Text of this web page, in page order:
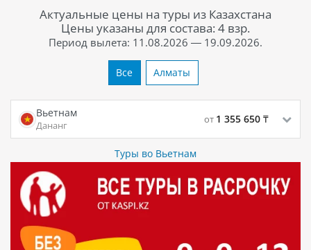
Актуальные цены на туры из Казахстана
Цены указаны для состава: 4 взр.
Период вылета: 11.08.2026 — 19.09.2026.
Все Алматы
Вьетнам
Дананг
от 1 355 650 ₸
Туры во Вьетнам